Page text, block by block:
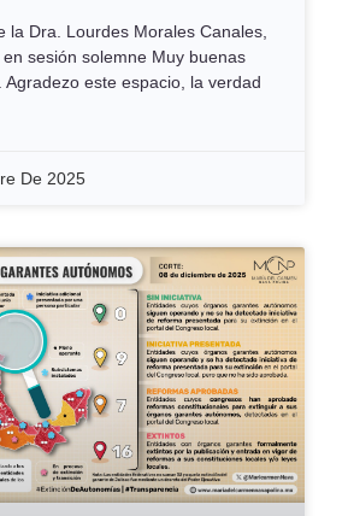
la Dra. Lourdes Morales Canales,
sesión solemne Muy buenas
Agradezo este espacio, la verdad
De 2025